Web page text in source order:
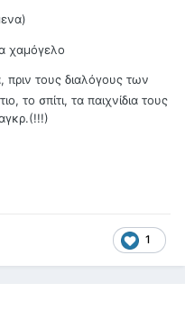
χαμόγελο
τους διαλόγους των
το σπίτι, τα παιχνίδια τους
1